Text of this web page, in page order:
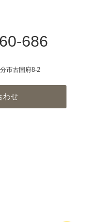
686
市古国府8-2
わせ